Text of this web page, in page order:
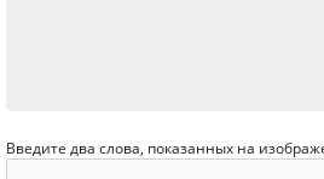
Введите два слова, показанных на